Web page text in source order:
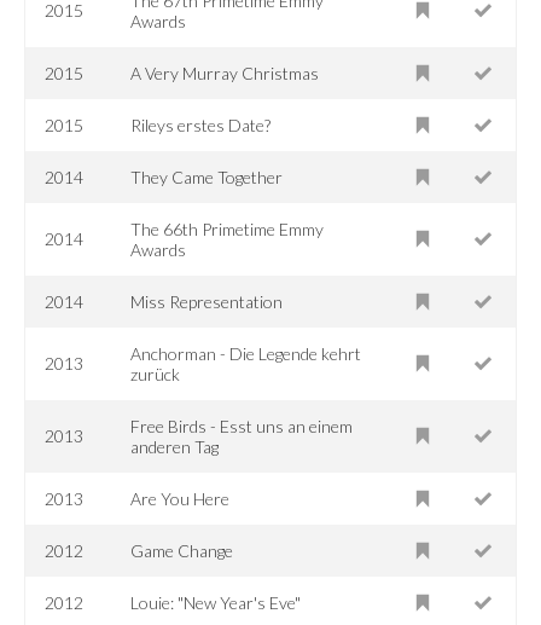
2015
Awards
2015 A Very Murray Christmas
2015 Rileys erstes Date?
2014 They Came Together
2014
The 66th Primetime Emmy
Awards
2014 Miss Representation
2013
Anchorman - Die Legende kehrt
zurück
2013
Free Birds - Esst uns an einem
anderen Tag
2013 Are You Here
2012 Game Change
2012 Louie: "New Year's Eve"